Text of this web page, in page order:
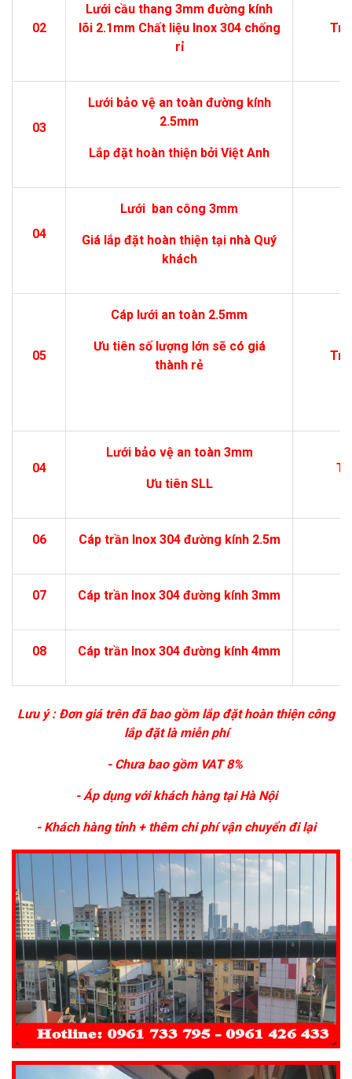
02
Lưới cầu thang 3mm đường kính
lõi 2.1mm Chất liệu Inox 304 chống
rỉ
03
Lưới bảo vệ an toàn đường kính
2.5mm
Lắp đặt hoàn thiện bởi Việt Anh
04
Lưới ban công 3mm
Giá lắp đặt hoàn thiện tại nhà Quý
khách
05
Cáp lưới an toàn 2.5mm
Ưu tiên số lượng lớn sẽ có giá
thành rẻ
04
Lưới bảo vệ an toàn 3mm
Ưu tiên SLL
06 Cáp trần Inox 304 đường kính 2.5m
07 Cáp trần Inox 304 đường kính 3mm
08 Cáp trần Inox 304 đường kính 4mm
Lưu ý : Đơn giá trên đã bao gồm lắp đặt hoàn thiện công
lắp đặt là miễn phí
- Chưa bao gồm VAT 8%
- Áp dụng với khách hàng tại Hà Nội
- Khách hàng tỉnh + thêm chi phí vận chuyển đi lại